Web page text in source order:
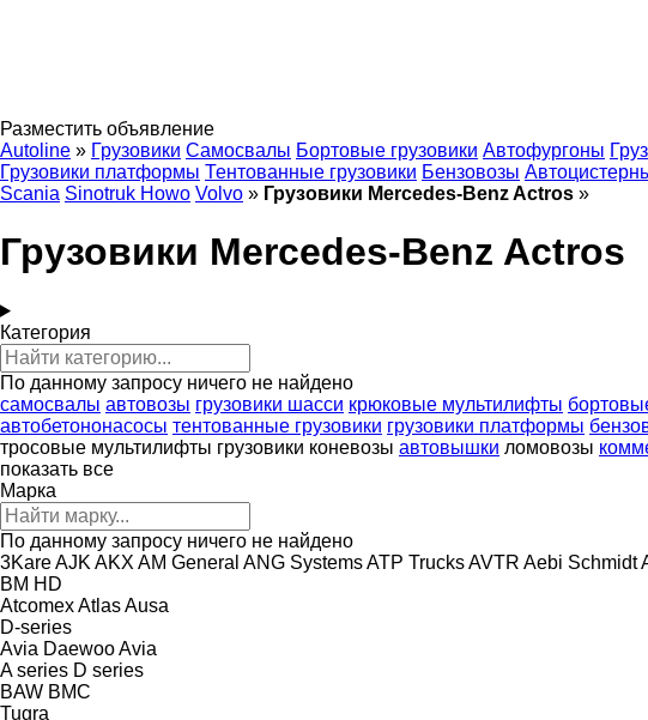
Разместить объявление
Autoline » Грузовики Самосвалы Бортовые грузовики Автофургоны
Грузовики платформы Тентованные грузовики Бензовозы
Scania Sinotruk Howo Volvo » Грузовики Mercedes-Benz Actros »
Грузовики Mercedes-Benz Actros
Категория
По данному запросу ничего не найдено
самосвалы автовозы грузовики шасси крюковые мультилифты
автобетононасосы тентованные грузовики грузовики платформы
тросовые мультилифты грузовики коневозы автовышки ломовозы
показать все
Марка
По данному запросу ничего не найдено
3KareAJK AKX AM General ANG SystemsATP TrucksAVTR Aebi Schmidt
BM HD
AtcomexAtlasAusa
D-series
Avia DaewooAvia
A series D series
BAW BMC
Tugra